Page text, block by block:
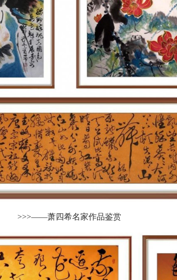
>>>——萧四希名家作品鉴赏